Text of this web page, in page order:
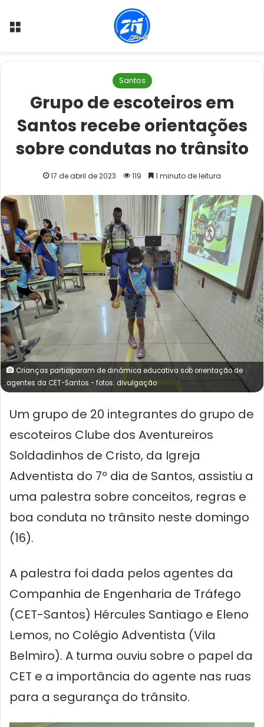
Menu
Santos
Grupo de escoteiros em
Santos recebe orientações
sobre condutas no trânsito
17 de abril de 2023 119 1 minuto de leitura
Crianças participaram de dinâmica educativa sob orientação de
agentes da CET-Santos - fotos: divulgação
Um grupo de 20 integrantes do grupo de
escoteiros Clube dos Aventureiros
Soldadinhos de Cristo, da Igreja
Adventista do 7º dia de Santos, assistiu a
uma palestra sobre conceitos, regras e
boa conduta no trânsito neste domingo
(16).
A palestra foi dada pelos agentes da
Companhia de Engenharia de Tráfego
(CET-Santos) Hércules Santiago e Eleno
Lemos, no Colégio Adventista (Vila
Belmiro). A turma ouviu sobre o papel da
CET e a importância do agente nas ruas
para a segurança do trânsito.